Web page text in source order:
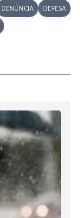
DENÚNCIA
DEFESA